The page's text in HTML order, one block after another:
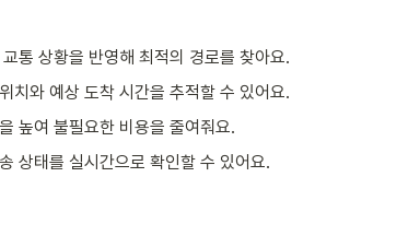
통 상황을 반영해 최적의 경로를 찾아요.
치와 예상 도착 시간을 추적할 수 있어요.
높여 불필요한 비용을 줄여줘요.
상태를 실시간으로 확인할 수 있어요.